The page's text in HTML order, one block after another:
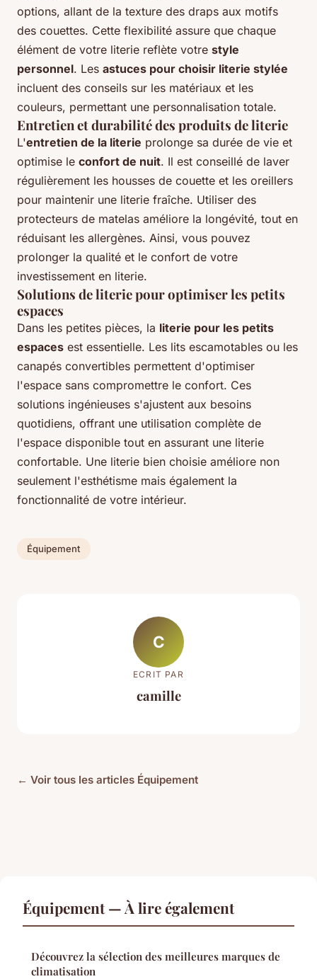
options, allant de la texture des draps aux motifs
des couettes. Cette flexibilité assure que chaque
élément de votre literie reflète votre style
personnel. Les astuces pour choisir literie stylée
incluent des conseils sur les matériaux et les
couleurs, permettant une personnalisation totale.
Entretien et durabilité des produits de literie
L'entretien de la literie prolonge sa durée de vie et
optimise le confort de nuit. Il est conseillé de laver
régulièrement les housses de couette et les oreillers
pour maintenir une literie fraîche. Utiliser des
protecteurs de matelas améliore la longévité, tout en
réduisant les allergènes. Ainsi, vous pouvez
prolonger la qualité et le confort de votre
investissement en literie.
Solutions de literie pour optimiser les petits
espaces
Dans les petites pièces, la literie pour les petits
espaces est essentielle. Les lits escamotables ou les
canapés convertibles permettent d'optimiser
l'espace sans compromettre le confort. Ces
solutions ingénieuses s'ajustent aux besoins
quotidiens, offrant une utilisation complète de
l'espace disponible tout en assurant une literie
confortable. Une literie bien choisie améliore non
seulement l'esthétisme mais également la
fonctionnalité de votre intérieur.
Équipement
C
ECRIT PAR
camille
← Voir tous les articles Équipement
Équipement — À lire également
Découvrez la sélection des meilleures marques de
climatisation